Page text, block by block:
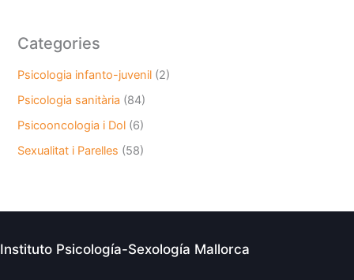
Categories
Psicologia infanto-juvenil (2)
Psicologia sanitària (84)
Psicooncologia i Dol (6)
Sexualitat i Parelles (58)
Instituto Psicología-Sexología Mallorca